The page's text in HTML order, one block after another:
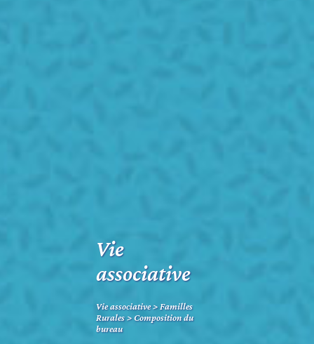
Vie
associative
Vie associative>Familles
Rurales>Composition du
bureau